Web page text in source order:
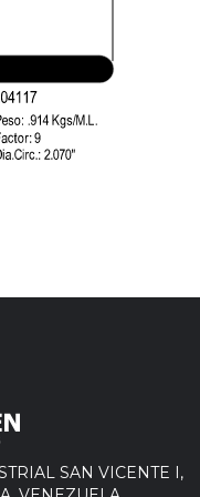
SAN VICENTE I,